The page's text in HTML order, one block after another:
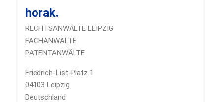
horak.
RECHTSANWÄLTE LEIPZIG
FACHANWÄLTE
PATENTANWÄLTE
Friedrich-List-Platz 1
04103 Leipzig
Deutschland